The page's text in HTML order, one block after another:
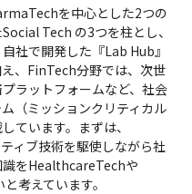
を中心とした2つの
Tech の3つを柱とし、
社で開発した『Lab Hub』
、FinTech分野では、次世
ラットフォームなど、社会
（ミッションクリティカル
ています。まずは、
ィブ技術を駆使しながら社
識をHealthcareTechや
考えています。